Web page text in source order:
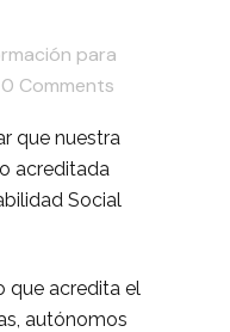
para
0 Comments
que nuestra
acreditada
Social
que acredita el
autónomos